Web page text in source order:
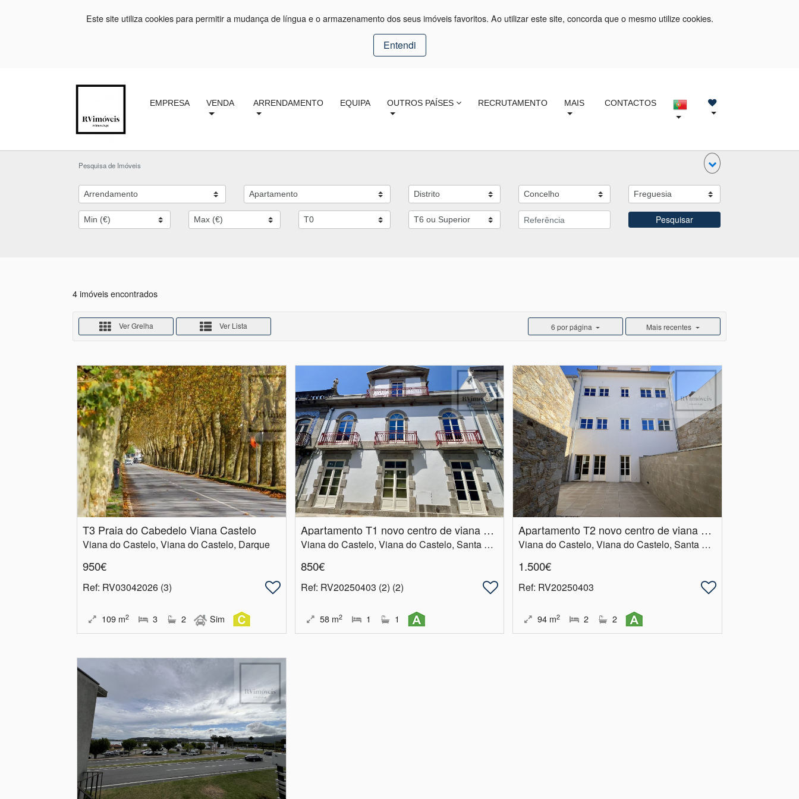
Este site utiliza cookies para permitir a mudança de língua e o armazenamento dos seus imóveis favoritos. Ao utilizar este site, concorda que o mesmo utilize cookies.
Entendi
EMPRESA VENDA ARRENDAMENTO EQUIPA OUTROS PAÍSES RECRUTAMENTO MAIS CONTACTOS
Pesquisa de Imóveis
Pesquisar
4 imóveis encontrados
Ver Grelha Ver Lista 6 por página Mais recentes
T3 Praia do Cabedelo Viana Castelo
Viana do Castelo, Viana do Castelo, Darque
950€
Ref: RV03042026 (3)
109 m2 3 2 Sim
Apartamento T1 novo centro de viana castelo
Viana do Castelo, Viana do Castelo, Santa Maria Maior e Monserrate e Meadela
850€
Ref: RV20250403 (2) (2)
58 m2 1 1
Apartamento T2 novo centro de viana castelo
Viana do Castelo, Viana do Castelo, Santa Maria Maior e Monserrate e Meadela
1.500€
Ref: RV20250403
94 m2 2 2